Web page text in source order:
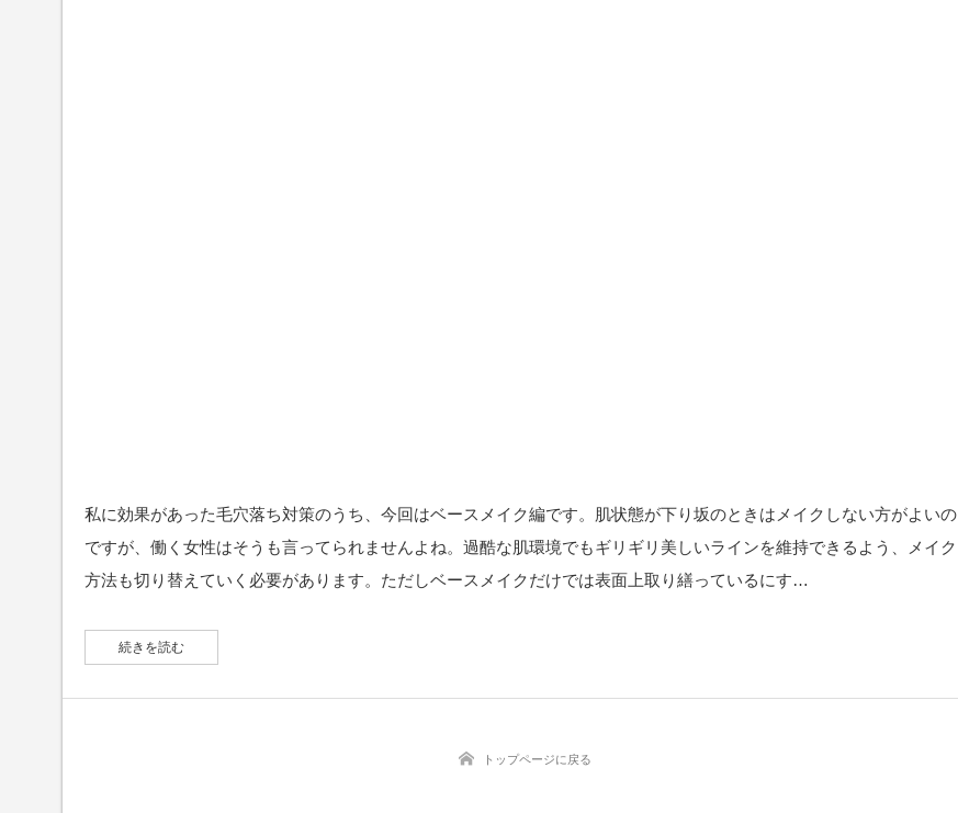
私に効果があった毛穴落ち対策のうち、今回はベースメイク編です。肌状態が下り坂のときはメイクしない方がよいの
ですが、働く女性はそうも言ってられませんよね。過酷な肌環境でもギリギリ美しいラインを維持できるよう、メイク
方法も切り替えていく必要があります。ただしベースメイクだけでは表面上取り繕っているにす…
続きを読む
トップページに戻る